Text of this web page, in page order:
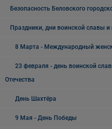
Безопасность Беловского
Праздники, дни воинской славы
8 Марта - Международный
23 февраля - день воинской
Отечества
День Шахтёра
9 Мая - День Победы